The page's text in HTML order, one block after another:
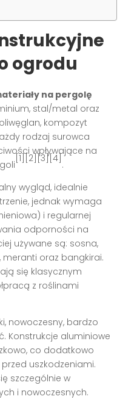
ogrodu
na pergolę
stal/metal oraz
kompozyt
rodzaj surowca
wpływające na
[1][2][3][4]
.
wygląd, idealnie
jednak wymaga
i regularnej
odporności na
używane są: sosna,
meranti oraz bangkirai.
się klasycznym
z roślinami
nowoczesny, bardzo
Konstrukcje aluminiowe
co dodatkowo
uszkodzeniami.
szczególnie w
i nowoczesnych.